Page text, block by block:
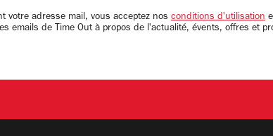
votre adresse mail, vous acceptez nos conditions d'utilisation
emails de Time Out à propos de l'actualité, évents, offres et